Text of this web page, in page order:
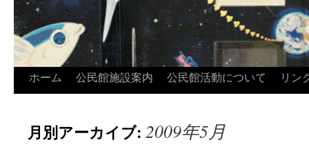
ホーム 公民館施設案内 公民館活動について リン
月別アーカイブ: 2009年5月